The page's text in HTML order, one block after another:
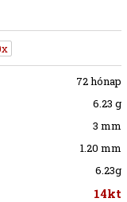
72 hónap
6.23 g
3 mm
1.20 mm
6.23g
14kt